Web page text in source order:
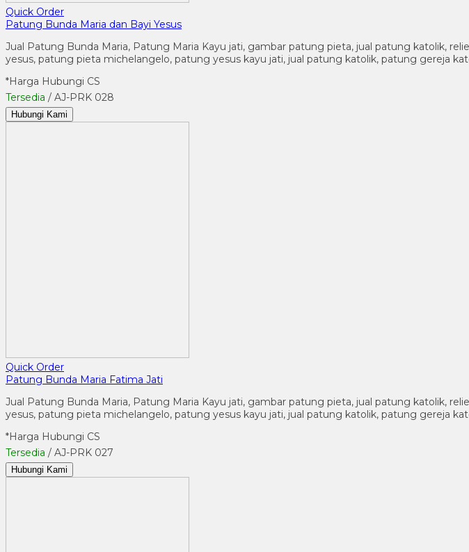
Quick Order
Patung Bunda Maria dan Bayi Yesus
Jual Patung Bunda Maria, Patung Maria Kayu jati, gambar patung pieta, jual patung katolik,
yesus, patung pieta michelangelo, patung yesus kayu jati, jual patung katolik, patung gereja
*Harga Hubungi CS
Tersedia / AJ-PRK 028
Hubungi Kami
Quick Order
Patung Bunda Maria Fatima Jati
Jual Patung Bunda Maria, Patung Maria Kayu jati, gambar patung pieta, jual patung katolik,
yesus, patung pieta michelangelo, patung yesus kayu jati, jual patung katolik, patung gereja
*Harga Hubungi CS
Tersedia / AJ-PRK 027
Hubungi Kami